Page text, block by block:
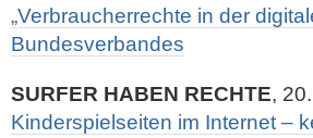
„Verbraucherrechte in der
Bundesverbandes
SURFER HABEN RECHTE,
Kinderspielseiten im Internet –